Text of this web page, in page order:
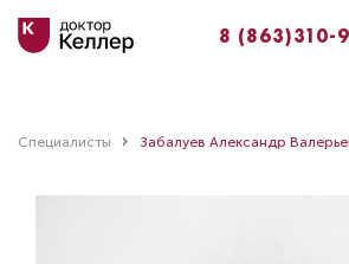
8 (863)310-
Специалисты Забалуев Александр